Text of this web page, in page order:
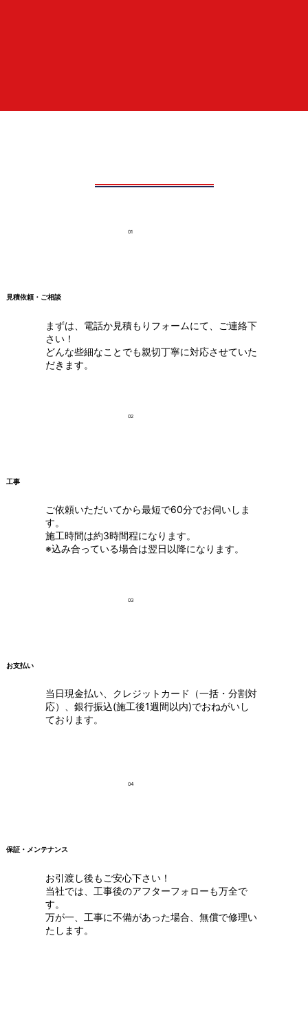
01
まずは、電話か見積もりフォームにて、ご連絡下
さい！
どんな些細なことでも親切丁寧に対応させていた
だきます。
見積依頼・ご相談
02
ご依頼いただいてから最短で60分でお伺いしま
す。
施工時間は約3時間程になります。
※込み合っている場合は翌日以降になります。
工事
03
当日現金払い、クレジットカード（一括・分割対
応）、銀行振込(施工後1週間以内)でおねがいし
ております。
お支払い
04
お引渡し後もご安心下さい！
当社では、工事後のアフターフォローも万全で
す。
万が一、工事に不備があった場合、無償で修理い
たします。
保証・メンテナンス